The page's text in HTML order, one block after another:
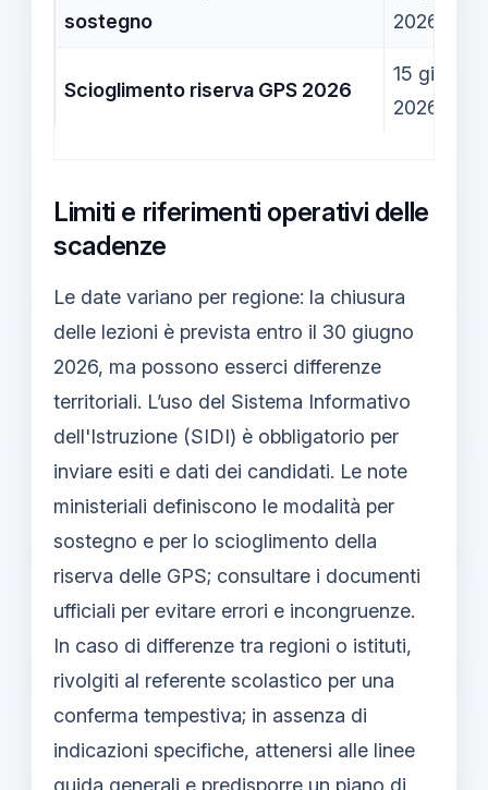
sostegno
2026
Scioglimento riserva GPS 2026
15 giugno
2026
Limiti e riferimenti operativi delle
scadenze
Le date variano per regione: la chiusura
delle lezioni è prevista entro il 30 giugno
2026, ma possono esserci differenze
territoriali. L’uso del Sistema Informativo
dell'Istruzione (SIDI) è obbligatorio per
inviare esiti e dati dei candidati. Le note
ministeriali definiscono le modalità per
sostegno e per lo scioglimento della
riserva delle GPS; consultare i documenti
ufficiali per evitare errori e incongruenze.
In caso di differenze tra regioni o istituti,
rivolgiti al referente scolastico per una
conferma tempestiva; in assenza di
indicazioni specifiche, attenersi alle linee
guida generali e predisporre un piano di